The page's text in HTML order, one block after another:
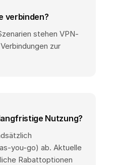
verbinden?
stehen VPN-
zur
Nutzung?
you-go) ab. Aktuelle
Rabattoptionen